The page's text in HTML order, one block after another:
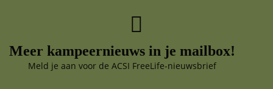
Meer kampeernieuws in je mailbox!
Meld je aan voor de ACSI FreeLife-nieuwsbrief